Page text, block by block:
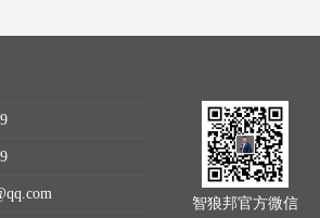
智狼邦官方微信